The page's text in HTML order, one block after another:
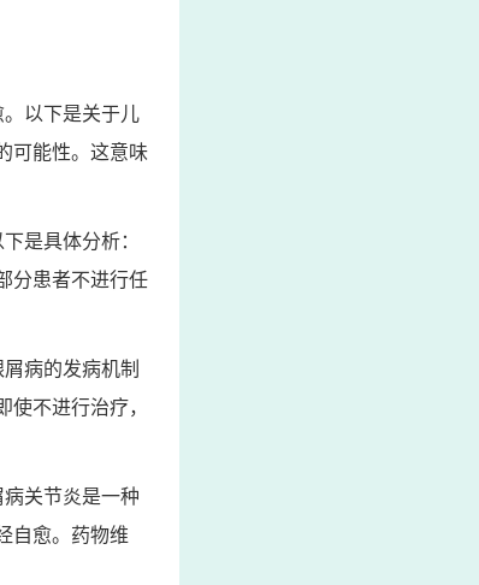
以下是关于儿
可能性。这意味
是具体分析：
分患者不进行任
病的发病机制
不进行治疗，
关节炎是一种
自愈。药物维